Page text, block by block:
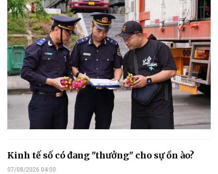
Kinh tế số có đang "thưởng" cho sự ồn ào?
07/08/2026 04:00